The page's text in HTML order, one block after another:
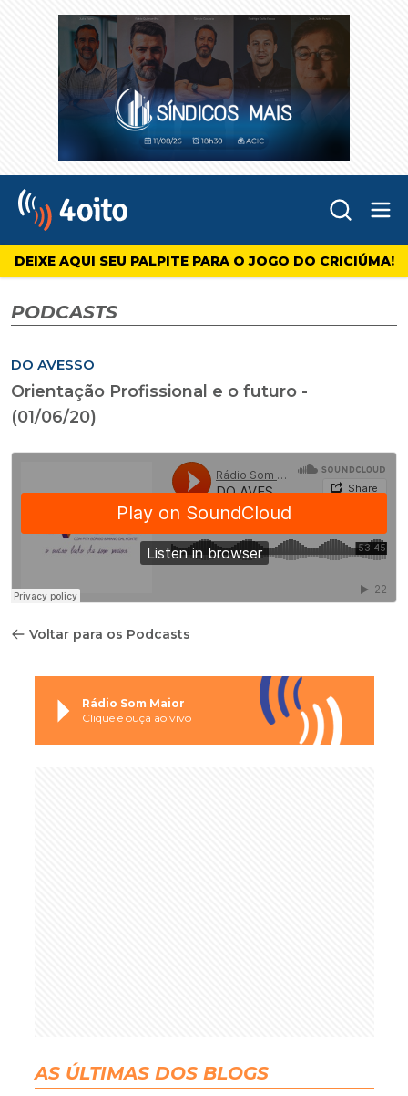
4oito
DEIXE AQUI SEU PALPITE PARA O JOGO DO CRICIÚMA!
PODCASTS
DO AVESSO
Orientação Profissional e o futuro -
(01/06/20)
Voltar para os Podcasts
Rádio Som Maior
Clique e ouça ao vivo
AS ÚLTIMAS DOS BLOGS